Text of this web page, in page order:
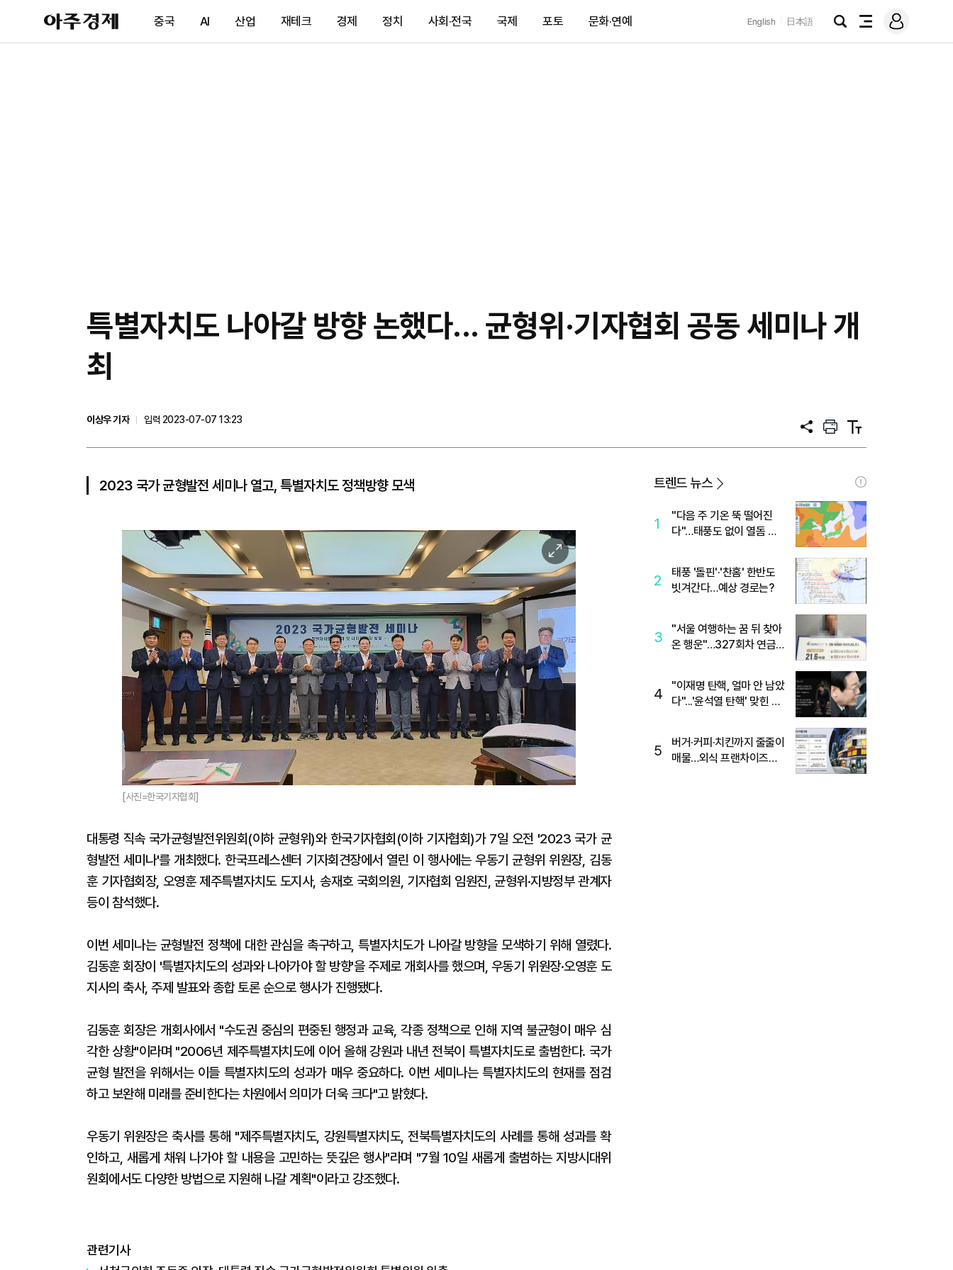
아
주
제
중국 AI 산업 재테크 경제 정치 사회·전국 국제 포토 문화·연예 English 日本語
검
전
메
그
특별자치도 나아갈 방향 논했다... 균형위·기자협회 공동 세미나 개
최
이상우 기자
입력 2023-07-07 13:23
공
프
트
텍
트
2023 국가 균형발전 세미나 열고, 특별자치도 정책방향 모색
이
미
지
확
대
[사진=한국기자협회]
대통령 직속 국가균형발전위원회(이하 균형위)와 한국기자협회(이하 기자협회)가 7일 오전 '2023 국가 균
형발전 세미나'를 개최했다. 한국프레스센터 기자회견장에서 열린 이 행사에는 우동기 균형위 위원장, 김동
훈 기자협회장, 오영훈 제주특별자치도 도지사, 송재호 국회의원, 기자협회 임원진, 균형위·지방정부 관계자
등이 참석했다.
이번 세미나는 균형발전 정책에 대한 관심을 촉구하고, 특별자치도가 나아갈 방향을 모색하기 위해 열렸다.
김동훈 회장이 '특별자치도의 성과와 나아가야 할 방향'을 주제로 개회사를 했으며, 우동기 위원장·오영훈 도
지사의 축사, 주제 발표와 종합 토론 순으로 행사가 진행됐다.
김동훈 회장은 개회사에서 "수도권 중심의 편중된 행정과 교육, 각종 정책으로 인해 지역 불균형이 매우 심
각한 상황"이라며 "2006년 제주특별자치도에 이어 올해 강원과 내년 전북이 특별자치도로 출범한다. 국가
균형 발전을 위해서는 이들 특별자치도의 성과가 매우 중요하다. 이번 세미나는 특별자치도의 현재를 점검
하고 보완해 미래를 준비한다는 차원에서 의미가 더욱 크다"고 밝혔다.
우동기 위원장은 축사를 통해 "제주특별자치도, 강원특별자치도, 전북특별자치도의 사례를 통해 성과를 확
인하고, 새롭게 채워 나가야 할 내용을 고민하는 뜻깊은 행사"라며 "7월 10일 새롭게 출범하는 지방시대위
원회에서도 다양한 방법으로 지원해 나갈 계획"이라고 강조했다.
관련기사
트렌드 뉴스
1
"다음 주 기온 뚝 떨어진
다"…태풍도 없이 열돔 박
2
태풍 '돌핀'·'찬홈' 한반도
빗겨간다…예상 경로는?
3
"서울 여행하는 꿈 뒤 찾아
온 행운"…327회차 연금
4
"이재명 탄핵, 얼마 안 남았
다"...'윤석열 탄핵' 맞힌 무
5
버거·커피·치킨까지 줄줄이
매물…외식 프랜차이즈